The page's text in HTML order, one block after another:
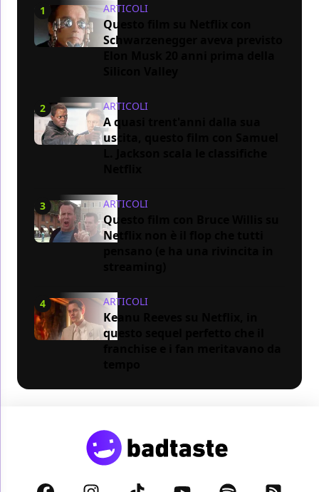
1 ARTICOLI
Questo film su Netflix con
Schwarzenegger aveva previsto
2 ARTICOLI
A quasi trent'anni dalla sua
uscita, questo film con Samuel
3 ARTICOLI
Questo film con Bruce Willis su
Netflix non è il flop che tutti
4 ARTICOLI
Keanu Reeves su Netflix, in
questo sequel perfetto che il